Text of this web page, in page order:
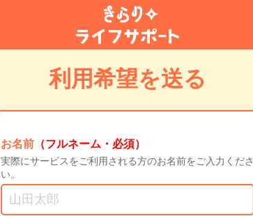
利用希望を送る
お名前 （フルネーム・必須）
実際にサービスをご利用される方のお名前をご入力くださ
い。